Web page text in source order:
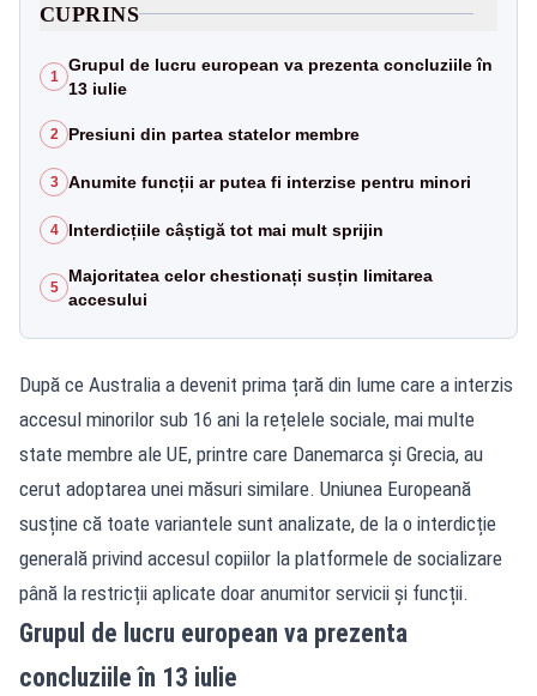
CUPRINS
1
Grupul de lucru european va prezenta concluziile în
13 iulie
2 Presiuni din partea statelor membre
3 Anumite funcții ar putea fi interzise pentru minori
4 Interdicțiile câștigă tot mai mult sprijin
5
Majoritatea celor chestionați susțin limitarea
accesului
După ce Australia a devenit prima țară din lume care a interzis
accesul minorilor sub 16 ani la rețelele sociale, mai multe
state membre ale UE, printre care Danemarca și Grecia, au
cerut adoptarea unei măsuri similare. Uniunea Europeană
susține că toate variantele sunt analizate, de la o interdicție
generală privind accesul copiilor la platformele de socializare
până la restricții aplicate doar anumitor servicii și funcții.
Grupul de lucru european va prezenta
concluziile în 13 iulie